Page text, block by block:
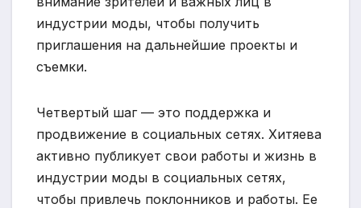
индустрии моды, чтобы получить
приглашения на дальнейшие проекты и
съемки.
Четвертый шаг — это поддержка и
продвижение в социальных сетях. Хитяева
активно публикует свои работы и жизнь в
индустрии моды в социальных сетях,
чтобы привлечь поклонников и работы. Ее